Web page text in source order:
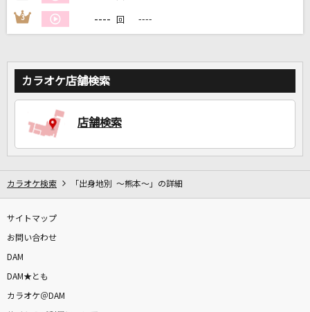
カラオケ最新情報をチェック！
DAMに会員登録・ログインして
3 ---- 回 ----
カラオケ店舗検索
店舗検索
カラオケ検索 「出身地別 ～熊本～」の詳細
サイトマップ
お問い合わせ
DAM
DAM★とも
カラオケ＠DAM